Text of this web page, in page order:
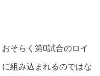
そらく第0試合のロイ
組み込まれるのではな